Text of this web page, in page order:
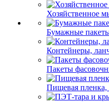
Хозяйственное
Бумажные
Контейнеры,
Пакеты
Пищевая пленка,